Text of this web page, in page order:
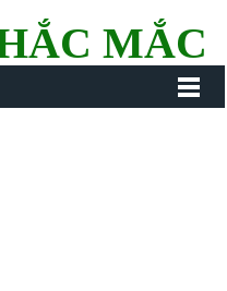
MẮC